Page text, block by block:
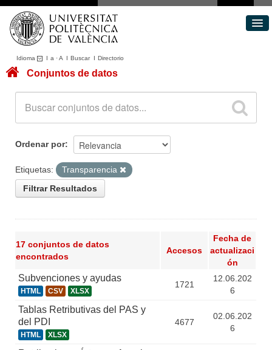
Idioma I a ·A I BuscarI Directorio
Conjuntos de datos
Acerca de
Portal de Transparencia
Conjuntos de datos
Ordenar por
Etiquetas:
Transparencia
Filtrar Resultados
17 conjuntos de datos
encontrados
Accesos
Fecha de
actualizaci
ón
Subvenciones y ayudas
HTML CSV XLSX
1721
12.06.202
6
Tablas Retributivas del PAS y
del PDI
HTML XLSX
4677
02.06.202
6